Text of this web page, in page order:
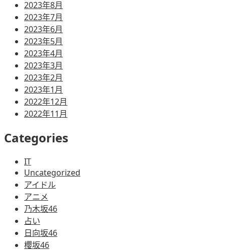
2023年8月
2023年7月
2023年6月
2023年5月
2023年4月
2023年3月
2023年2月
2023年1月
2022年12月
2022年11月
Categories
IT
Uncategorized
アイドル
アニメ
乃木坂46
占い
日向坂46
櫻坂46